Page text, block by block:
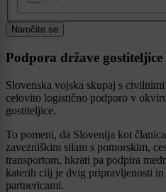
Naročite se
Podpora države
Slovenska vojska skupaj s
celovito logistično podporo v
gostiteljice.
To pomeni, da Slovenija kot
zavezniškim silam s pomorskim,
transportom, hkrati pa podpira
katerih cilj je dvig pripravljenosti in
partnericami.